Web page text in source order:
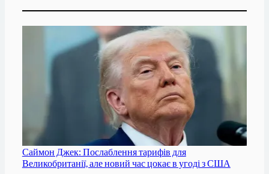
Саймон Джек: Послаблення тарифів для
Великобританії, але новий час цокає в угоді з США